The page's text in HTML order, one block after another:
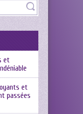
et
et
passées